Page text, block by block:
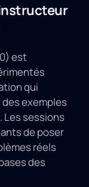
est
qui
exemples
Les sessions
de poser
réels
des